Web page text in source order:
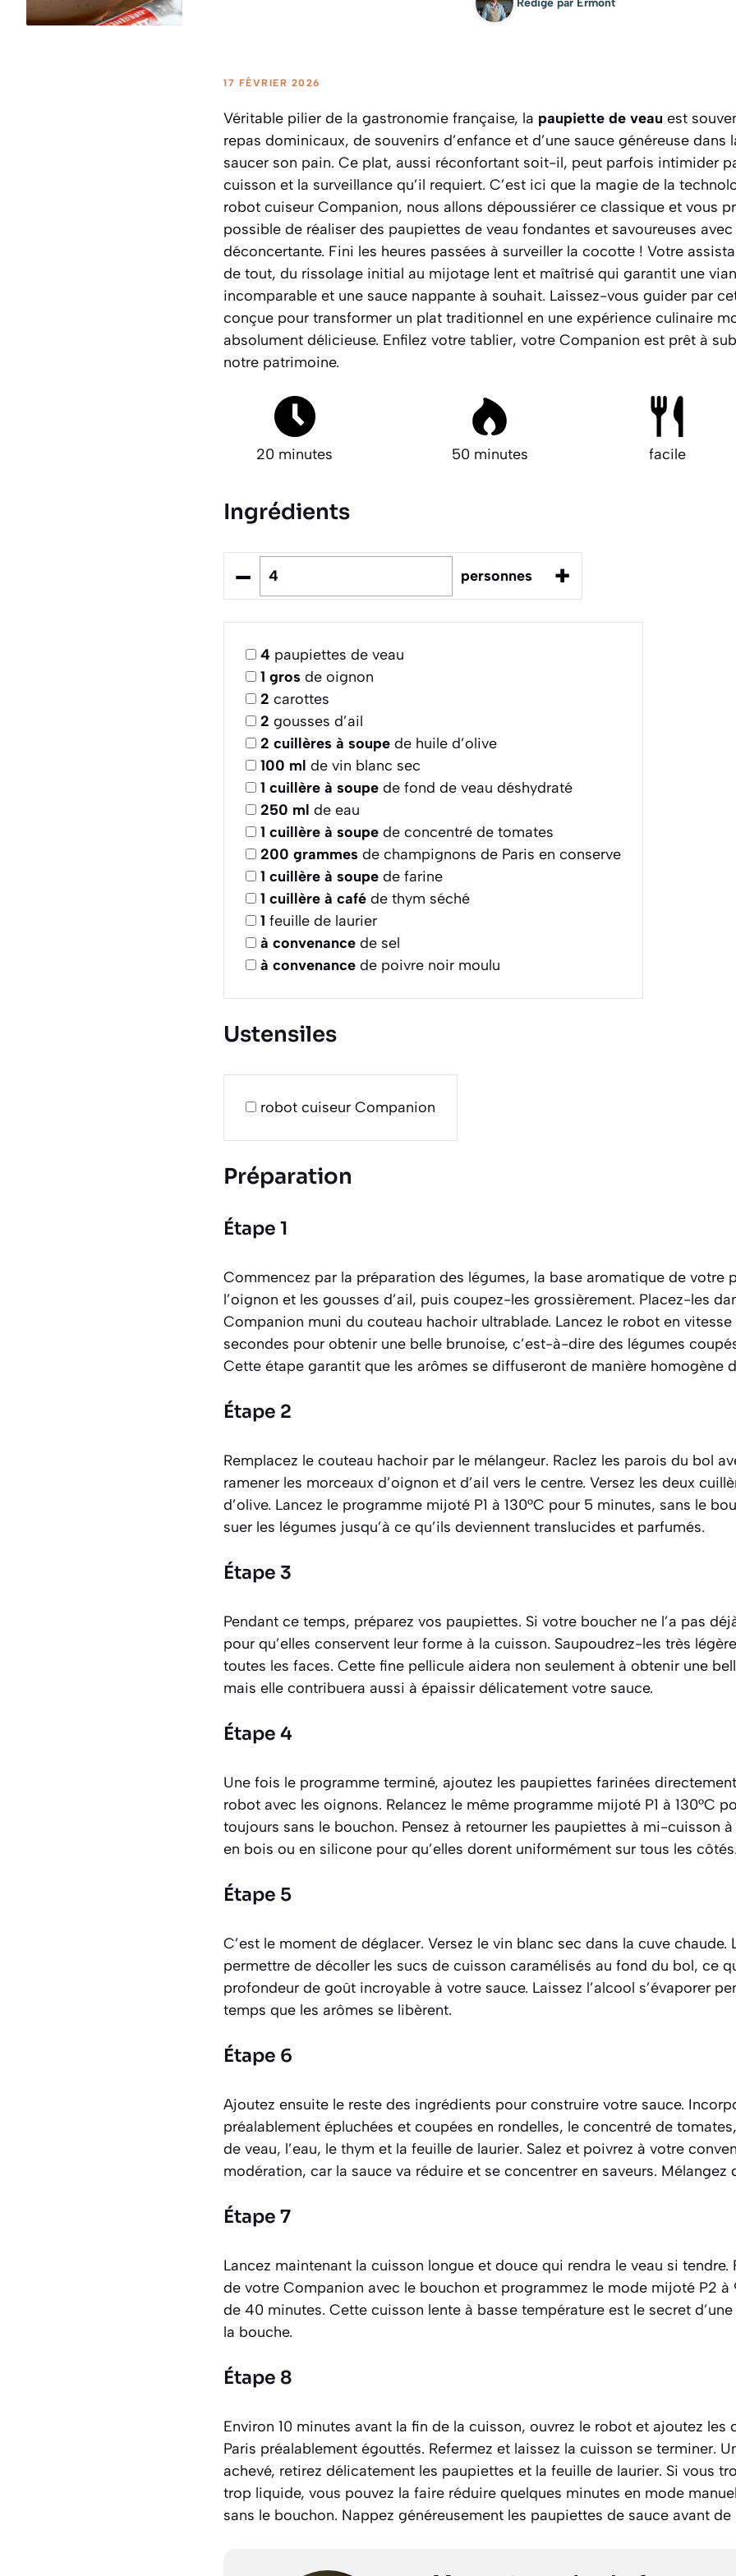
Rédigé par Ermont
17 FÉVRIER 2026
Véritable pilier de la gastronomie française, la paupiette de veau est
repas dominicaux, de souvenirs d’enfance et d’une sauce généreuse dans
saucer son pain. Ce plat, aussi réconfortant soit-il, peut parfois intimider
cuisson et la surveillance qu’il requiert. C’est ici que la magie de la
robot cuiseur Companion, nous allons dépoussiérer ce classique et vous
possible de réaliser des paupiettes de veau fondantes et savoureuses
déconcertante. Fini les heures passées à surveiller la cocotte ! Votre
de tout, du rissolage initial au mijotage lent et maîtrisé qui garantit une
incomparable et une sauce nappante à souhait. Laissez-vous guider par
conçue pour transformer un plat traditionnel en une expérience culinaire
absolument délicieuse. Enfilez votre tablier, votre Companion est prêt à
notre patrimoine.
20 minutes 50 minutes facile
Ingrédients
– personnes +
4 paupiettes de veau
1 gros de oignon
2 carottes
2 gousses d’ail
2 cuillères à soupe de huile d’olive
100 ml de vin blanc sec
1 cuillère à soupe de fond de veau déshydraté
250 ml de eau
1 cuillère à soupe de concentré de tomates
200 grammes de champignons de Paris en conserve
1 cuillère à soupe de farine
1 cuillère à café de thym séché
1 feuille de laurier
à convenance de sel
à convenance de poivre noir moulu
Ustensiles
robot cuiseur Companion
Préparation
Étape 1
Commencez par la préparation des légumes, la base aromatique de votre
l’oignon et les gousses d’ail, puis coupez-les grossièrement. Placez-les
Companion muni du couteau hachoir ultrablade. Lancez le robot en vitesse
secondes pour obtenir une belle brunoise, c’est-à-dire des légumes
Cette étape garantit que les arômes se diffuseront de manière homogène
Étape 2
Remplacez le couteau hachoir par le mélangeur. Raclez les parois du bol
ramener les morceaux d’oignon et d’ail vers le centre. Versez les deux
d’olive. Lancez le programme mijoté P1 à 130°C pour 5 minutes, sans le
suer les légumes jusqu’à ce qu’ils deviennent translucides et parfumés.
Étape 3
Pendant ce temps, préparez vos paupiettes. Si votre boucher ne l’a pas
pour qu’elles conservent leur forme à la cuisson. Saupoudrez-les très
toutes les faces. Cette fine pellicule aidera non seulement à obtenir une
mais elle contribuera aussi à épaissir délicatement votre sauce.
Étape 4
Une fois le programme terminé, ajoutez les paupiettes farinées
robot avec les oignons. Relancez le même programme mijoté P1 à 130°C
toujours sans le bouchon. Pensez à retourner les paupiettes à mi-cuisson à
en bois ou en silicone pour qu’elles dorent uniformément sur tous les
Étape 5
C’est le moment de déglacer. Versez le vin blanc sec dans la cuve chaude.
permettre de décoller les sucs de cuisson caramélisés au fond du bol, ce
profondeur de goût incroyable à votre sauce. Laissez l’alcool s’évaporer
temps que les arômes se libèrent.
Étape 6
Ajoutez ensuite le reste des ingrédients pour construire votre sauce.
préalablement épluchées et coupées en rondelles, le concentré de
de veau, l’eau, le thym et la feuille de laurier. Salez et poivrez à votre
modération, car la sauce va réduire et se concentrer en saveurs. Mélangez
Étape 7
Lancez maintenant la cuisson longue et douce qui rendra le veau si tendre.
de votre Companion avec le bouchon et programmez le mode mijoté P2 à
de 40 minutes. Cette cuisson lente à basse température est le secret
la bouche.
Étape 8
Environ 10 minutes avant la fin de la cuisson, ouvrez le robot et ajoutez les
Paris préalablement égouttés. Refermez et laissez la cuisson se terminer.
achevé, retirez délicatement les paupiettes et la feuille de laurier. Si vous
trop liquide, vous pouvez la faire réduire quelques minutes en mode
sans le bouchon. Nappez généreusement les paupiettes de sauce avant